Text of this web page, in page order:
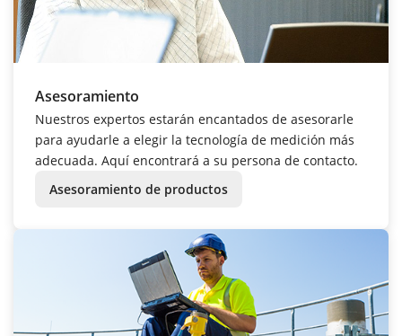
Asesoramiento
Nuestros expertos estarán encantados de asesorarle
para ayudarle a elegir la tecnología de medición más
adecuada. Aquí encontrará a su persona de contacto.
Asesoramiento de productos